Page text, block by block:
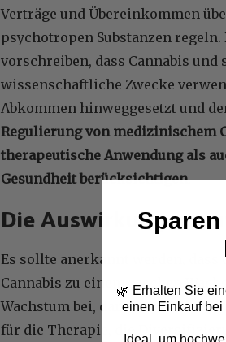
Verträge und Übereinkommen
psychotropen Substanzen
vorschreiben, dass Cannabis
wissenschaftliche Zwecke
Abkommen hinweggesetzt und
Regulierung von medizinischem
therapeutische Anwendung als
Gesundheit berücksichtigen.
Die Auswirkungen
Es sollte anerkannt werden,
Cannabis zu einem raschen
Wachstum bei, darunter die
für die Therapie, die
🌿 Erhalten Sie
einen Einkauf bei
Ideal, um